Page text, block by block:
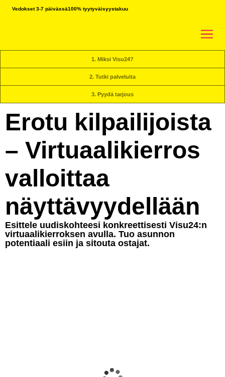
Vedokset 3-7 päivässä100% tyytyväisyystakuu
1. Miksi Visu24?
2. Tutki palveluita
3. Pyydä tarjous
Erotu kilpailijoista
– Virtuaalikierros
valloittaa
näyttävyydellään
Esittele uudiskohteesi konkreettisesti Visu24:n
virtuaalikierroksen avulla. Tuo asunnon
potentiaali esiin ja sitouta ostajat.